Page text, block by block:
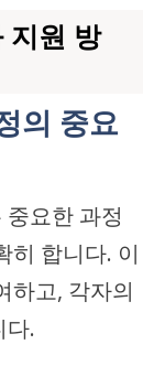
지원 방
의 중요
중요한 과정
히 합니다. 이
하고, 각자의
다.